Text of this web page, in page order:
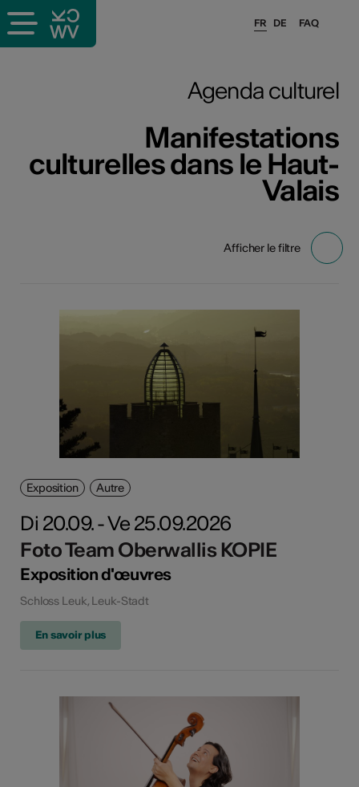
FAQ
FR DE
Agenda culturel
Manifestations
culturelles dans le Haut-
Valais
Afficher le filtre
Exposition Autre
Di 20.09. - Ve 25.09.2026
Foto Team Oberwallis KOPIE
Exposition d'œuvres
Schloss Leuk, Leuk-Stadt
En savoir plus